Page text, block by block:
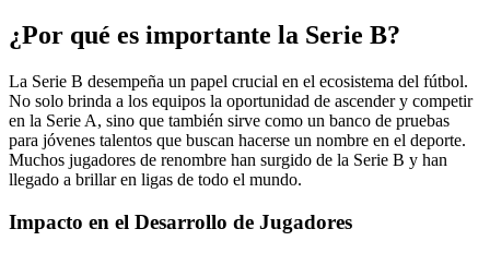
¿Por qué es importante la Serie B?
La Serie B desempeña un papel crucial en el ecosistema del fútbol.
No solo brinda a los equipos la oportunidad de ascender y competir
en la Serie A, sino que también sirve como un banco de pruebas
para jóvenes talentos que buscan hacerse un nombre en el deporte.
Muchos jugadores de renombre han surgido de la Serie B y han
llegado a brillar en ligas de todo el mundo.
Impacto en el Desarrollo de Jugadores